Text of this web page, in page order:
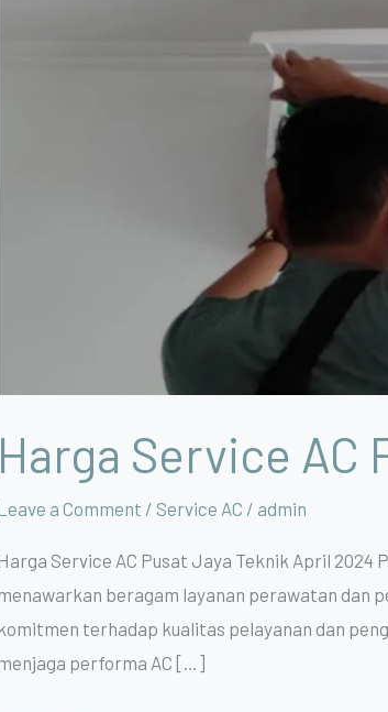
Harga Service AC
a Comment / Service AC / admin
Harga Service AC Pusat Jaya Teknik April 2024
menawarkan beragam layanan perawatan dan
komitmen terhadap kualitas pelayanan dan
menjaga performa AC […]